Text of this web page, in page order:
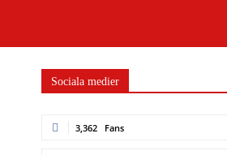
Sociala medier
3,362 Fans